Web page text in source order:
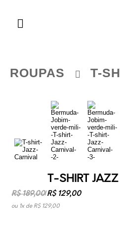
ROUPAS T-
T-SHIRT
R$ 189,00/R$ 129,00
ou 1xde R$ 129,00